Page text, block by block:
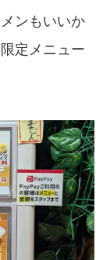
ンもいいか
定メニュー